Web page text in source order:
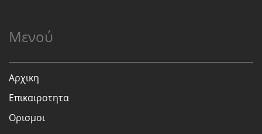
Μενού
Αρχικη
Επικαιροτητα
Ορισμοι